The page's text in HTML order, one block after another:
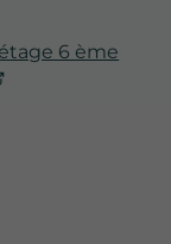
6 ème